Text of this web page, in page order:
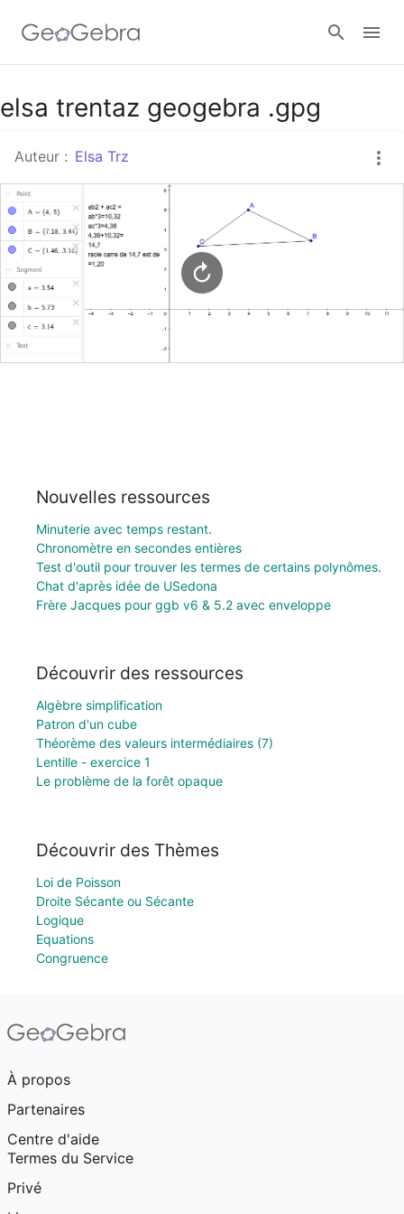
Google Classroom
Classe GeoGebra
Se connecter
elsa trentaz geogebra .gpg
Auteur : Elsa Trz
Nouvelles ressources
Minuterie avec temps restant.
Chronomètre en secondes entières
Test d'outil pour trouver les termes de certains polynômes.
Chat d'après idée de USedona
Frère Jacques pour ggb v6 & 5.2 avec enveloppe
Découvrir des ressources
Algèbre simplification
Patron d'un cube
Théorème des valeurs intermédiaires (7)
Lentille - exercice 1
Le problème de la forêt opaque
Découvrir des Thèmes
Loi de Poisson
Droite Sécante ou Sécante
Logique
Equations
Congruence
À propos
Partenaires
Centre d'aide
Termes du Service
Privé